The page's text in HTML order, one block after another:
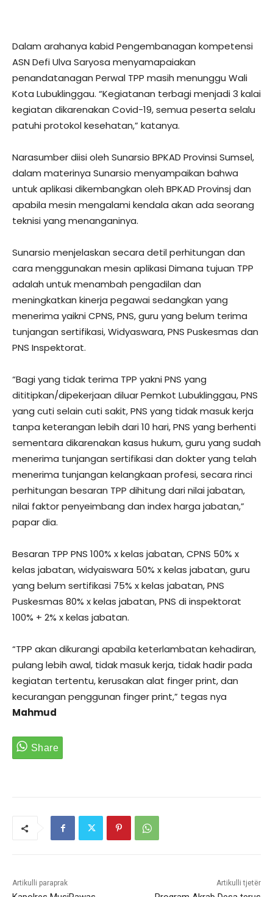
Dalam arahanya kabid Pengembanagan kompetensi
ASN Defi Ulva Saryosa menyamapaiakan
penandatanagan Perwal TPP masih menunggu Wali
Kota Lubuklinggau. “Kegiatanan terbagi menjadi 3 kalai
kegiatan dikarenakan Covid-19, semua peserta selalu
patuhi protokol kesehatan,” katanya.
Narasumber diisi oleh Sunarsio BPKAD Provinsi Sumsel,
dalam materinya Sunarsio menyampaikan bahwa
untuk aplikasi dikembangkan oleh BPKAD Provinsj dan
apabila mesin mengalami kendala akan ada seorang
teknisi yang menanganinya.
Sunarsio menjelaskan secara detil perhitungan dan
cara menggunakan mesin aplikasi Dimana tujuan TPP
adalah untuk menambah pengadilan dan
meningkatkan kinerja pegawai sedangkan yang
menerima yaikni CPNS, PNS, guru yang belum terima
tunjangan sertifikasi, Widyaswara, PNS Puskesmas dan
PNS Inspektorat.
“Bagi yang tidak terima TPP yakni PNS yang
dititipkan/dipekerjaan diluar Pemkot Lubuklinggau, PNS
yang cuti selain cuti sakit, PNS yang tidak masuk kerja
tanpa keterangan lebih dari 10 hari, PNS yang berhenti
sementara dikarenakan kasus hukum, guru yang sudah
menerima tunjangan sertifikasi dan dokter yang telah
menerima tunjangan kelangkaan profesi, secara rinci
perhitungan besaran TPP dihitung dari nilai jabatan,
nilai faktor penyeimbang dan index harga jabatan,”
papar dia.
Besaran TPP PNS 100% x kelas jabatan, CPNS 50% x
kelas jabatan, widyaiswara 50% x kelas jabatan, guru
yang belum sertifikasi 75% x kelas jabatan, PNS
Puskesmas 80% x kelas jabatan, PNS di inspektorat
100% + 2% x kelas jabatan.
“TPP akan dikurangi apabila keterlambatan kehadiran,
pulang lebih awal, tidak masuk kerja, tidak hadir pada
kegiatan tertentu, kerusakan alat finger print, dan
kecurangan penggunan finger print,” tegas nya
Mahmud
Artikulli paraprak Artikulli tjetër